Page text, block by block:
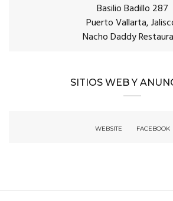
Basilio Badillo 287
Puerto Vallarta,
Nacho Daddy
SITIOS WEB Y
WEBSITE FACEBOOK